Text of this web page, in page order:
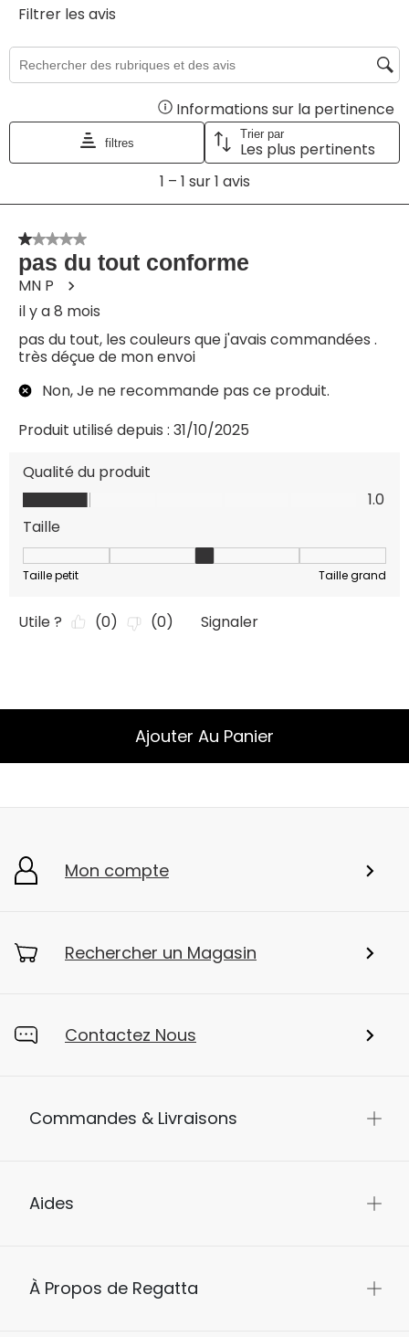
Ajouter Au Panier
Mon compte
Rechercher un Magasin
Contactez Nous
Commandes & Livraisons
Aides
À Propos de Regatta